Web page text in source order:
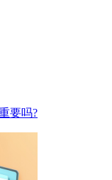
要吗?